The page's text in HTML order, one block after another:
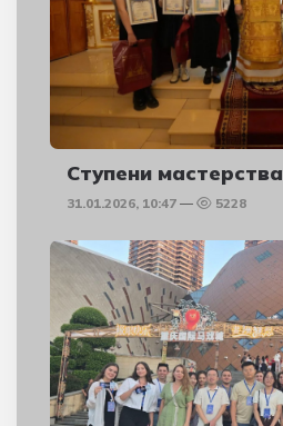
Ступени мастерства
31.01.2026, 10:47 5228